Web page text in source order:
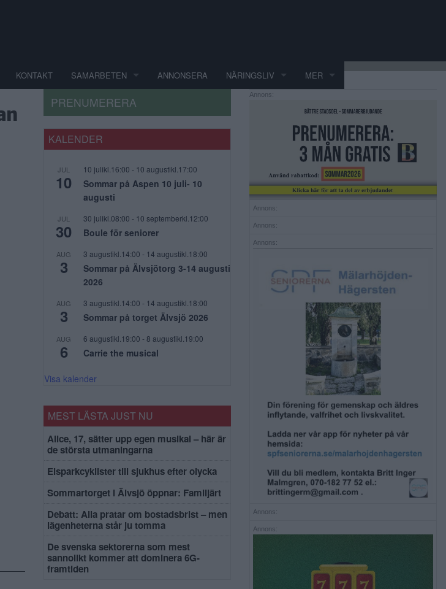
KONTAKT SAMARBETEN ANNONSERA NÄRINGSLIV MER
PRENUMERERA
KALENDER
JUL
10
10 julikl.16:00 - 10 augustikl.17:00
Sommar på Aspen 10 juli- 10
augusti
JUL
30
30 julikl.08:00 - 10 septemberkl.12:00
Boule för seniorer
AUG
3
3 augustikl.14:00 - 14 augustikl.18:00
Sommar på Älvsjötorg 3-14 augusti
2026
AUG
3
3 augustikl.14:00 - 14 augustikl.18:00
Sommar på torget Älvsjö 2026
AUG
6
6 augustikl.19:00 - 8 augustikl.19:00
Carrie the musical
Visa kalender
MEST LÄSTA JUST NU
Alice, 17, sätter upp egen musikal – här är
de största utmaningarna
Elsparkcyklister till sjukhus efter olycka
Sommartorget i Älvsjö öppnar: Familjärt
Debatt: Alla pratar om bostadsbrist – men
lägenheterna står ju tomma
De svenska sektorerna som mest
sannolikt kommer att dominera 6G-
framtiden
Annons:
Annons:
Annons:
Annons:
Annons:
Annons: